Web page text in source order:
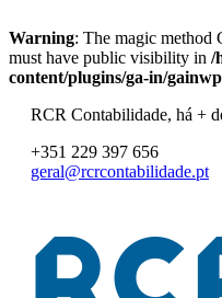
Warning: The magic
must have public visibility in /
content/plugins/ga-in/
RCR Contabilidade, há +
+351 229 397 656
geral@rcrcontabilidade.pt